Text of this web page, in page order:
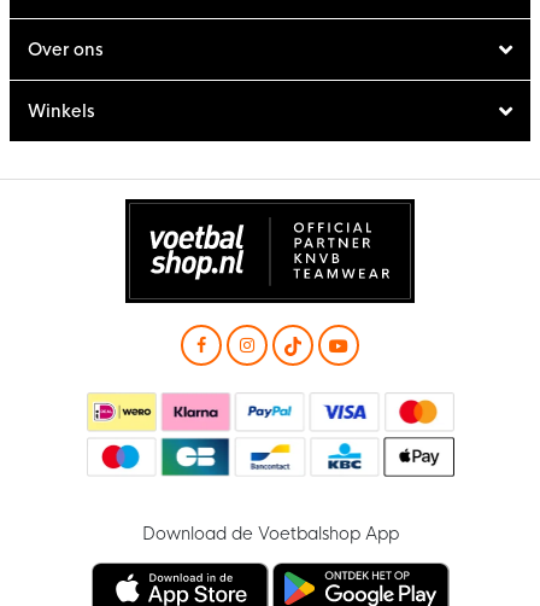
Over ons
Winkels
Download de Voetbalshop App